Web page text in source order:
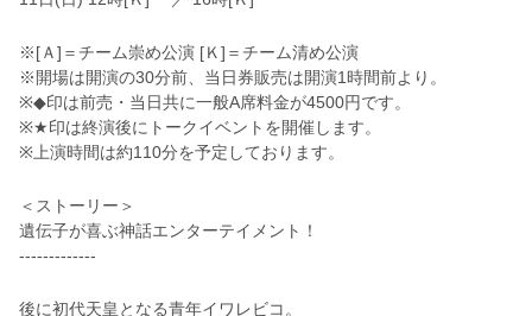
※[Ａ]＝チーム崇め公演 [Ｋ]＝チーム清め公演
※開場は開演の30分前、当日券販売は開演1時間前より。
※◆印は前売・当日共に一般A席料金が4500円です。
※★印は終演後にトークイベントを開催します。
※上演時間は約110分を予定しております。
＜ストーリー＞
遺伝子が喜ぶ神話エンターテイメント！
-------------
後に初代天皇となる青年イワレビコ。